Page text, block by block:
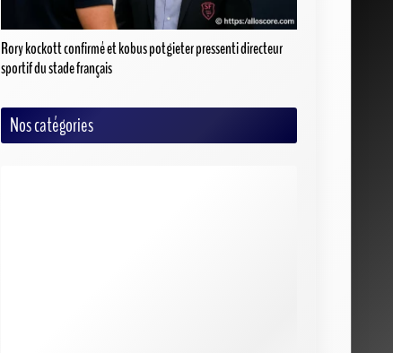
Rory kockott confirmé et kobus potgieter pressenti directeur
sportif du stade français
Nos catégories